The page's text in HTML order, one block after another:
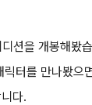
션을 개봉해봤
터를 만나봤으
다.